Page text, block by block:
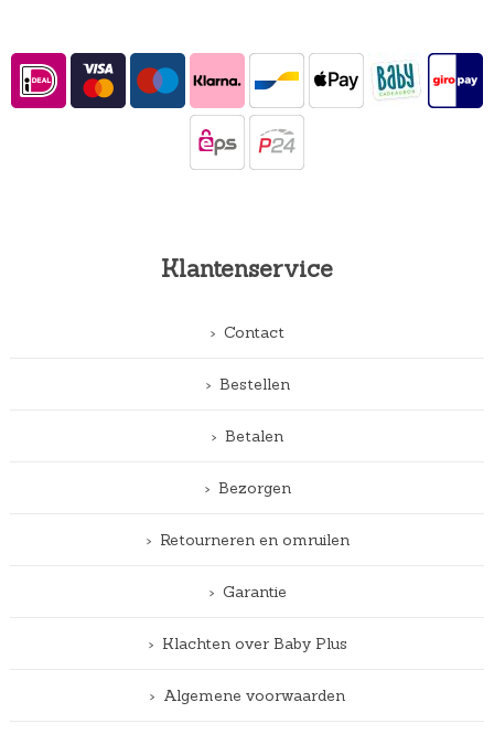
Klantenservice
Contact
Bestellen
Betalen
Bezorgen
Retourneren en omruilen
Garantie
Klachten over Baby Plus
Algemene voorwaarden